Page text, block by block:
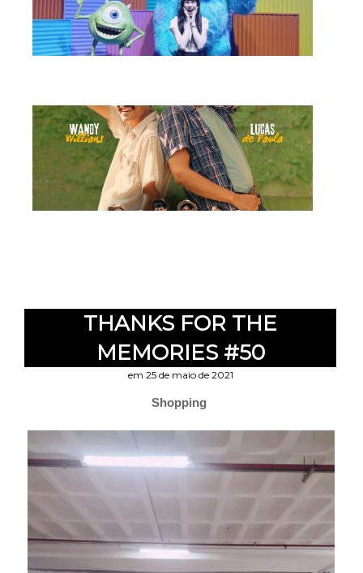
THANKS FOR THE
MEMORIES #50
em 25 de maio de 2021
Shopping